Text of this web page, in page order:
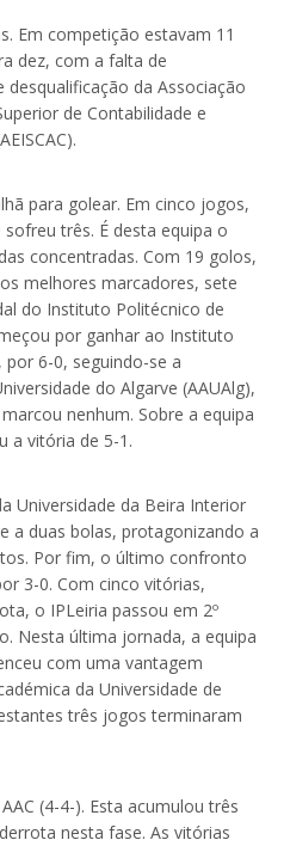
Em competição estavam 11
dez, com a falta de
da Associação
de Contabilidade e
para golear. Em cinco jogos,
três. É desta equipa o
concentradas. Com 19 golos,
melhores marcadores, sete
do Instituto Politécnico de
por ganhar ao Instituto
por 6-0, seguindo-se a
do Algarve (AAUAlg),
nenhum. Sobre a equipa
a vitória de 5-1.
Universidade da Beira Interior
a duas bolas, protagonizando a
Por fim, o último confronto
3-0. Com cinco vitórias,
o IPLeiria passou em 2º
Nesta última jornada, a equipa
com uma vantagem
da Universidade de
três jogos terminaram
(4-4-). Esta acumulou três
nesta fase. As vitórias